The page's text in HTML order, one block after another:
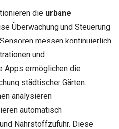
die urbane
Überwachung und Steuerung
messen kontinuierlich
und
Apps ermöglichen die
städtischer Gärten.
analysieren
automatisch
Nährstoffzufuhr. Diese